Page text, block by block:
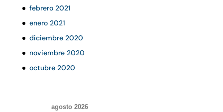
febrero 2021
enero 2021
diciembre 2020
noviembre 2020
octubre 2020
agosto 2026